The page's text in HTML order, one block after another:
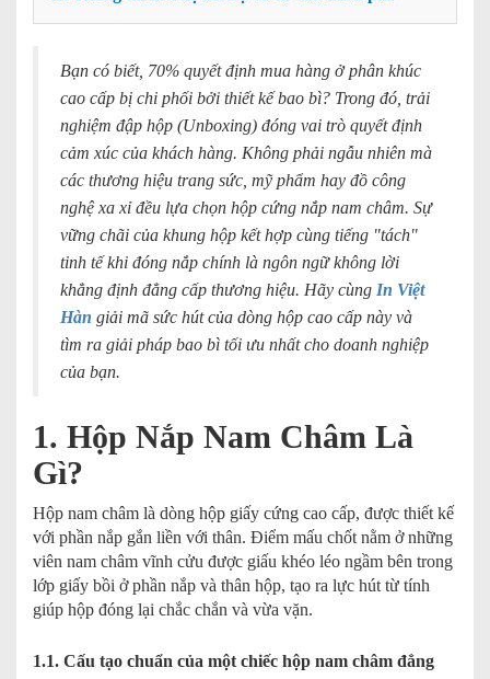
Bạn có biết, 70% quyết định mua hàng ở phân khúc
cao cấp bị chi phối bởi thiết kế bao bì? Trong đó, trải
nghiệm đập hộp (Unboxing) đóng vai trò quyết định
cảm xúc của khách hàng. Không phải ngẫu nhiên mà
các thương hiệu trang sức, mỹ phẩm hay đồ công
nghệ xa xỉ đều lựa chọn hộp cứng nắp nam châm. Sự
vững chãi của khung hộp kết hợp cùng tiếng "tách"
tinh tế khi đóng nắp chính là ngôn ngữ không lời
khẳng định đẳng cấp thương hiệu. Hãy cùng In Việt
Hàn giải mã sức hút của dòng hộp cao cấp này và
tìm ra giải pháp bao bì tối ưu nhất cho doanh nghiệp
của bạn.
1. Hộp Nắp Nam Châm Là
Gì?
Hộp nam châm là dòng hộp giấy cứng cao cấp, được thiết kế
với phần nắp gắn liền với thân. Điểm mấu chốt nằm ở những
viên nam châm vĩnh cửu được giấu khéo léo ngầm bên trong
lớp giấy bồi ở phần nắp và thân hộp, tạo ra lực hút từ tính
giúp hộp đóng lại chắc chắn và vừa vặn.
1.1. Cấu tạo chuẩn của một chiếc hộp nam châm đẳng